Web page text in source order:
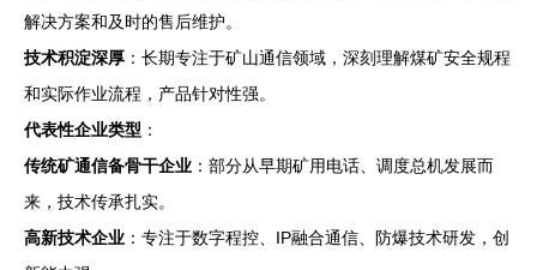
解决方案和及时的售后维护。
技术积淀深厚 ：长期专注于矿山通信领域，深刻理解煤矿安全规程
和实际作业流程，产品针对性强。
代表性企业类型 ：
传统矿通信备骨干企业 ：部分从早期矿用电话、调度总机发展而
来，技术传承扎实。
高新技术企业 ：专注于数字程控、IP融合通信、防爆技术研发，创